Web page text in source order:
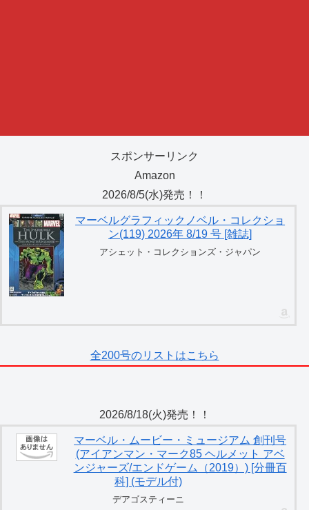
スポンサーリンク
Amazon
2026/8/5(水)発売！！
マーベルグラフィックノベル・コレクショ
ン(119) 2026年 8/19 号 [雑誌]
アシェット・コレクションズ・ジャパン
全200号のリストはこちら
2026/8/18(火)発売！！
マーベル・ムービー・ミュージアム 創刊号
(アイアンマン・マーク85 ヘルメット アベ
ンジャーズ/エンドゲーム（2019）) [分冊百
科] (モデル付)
デアゴスティーニ